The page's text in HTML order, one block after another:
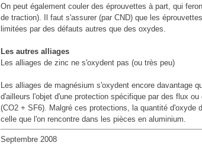
On peut également couler des éprouvettes à part, qui
de traction). Il faut s'assurer (par CND) que les
limitées par des défauts autres que des oxydes.
Les autres alliages
Les alliages de zinc ne s'oxydent pas (ou très peu)
Les alliages de magnésium s'oxydent encore davantage
d'ailleurs l'objet d'une protection spécifique par des flux
(CO2 + SF6). Malgré ces protections, la quantité
celle que l'on rencontre dans les pièces en aluminium.
Septembre 2008